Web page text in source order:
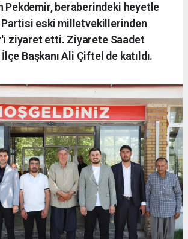
Pekdemir, beraberindeki heyetle
eski milletvekillerinden
ziyaret etti. Ziyarete Saadet
Başkanı Ali Çiftel de katıldı.